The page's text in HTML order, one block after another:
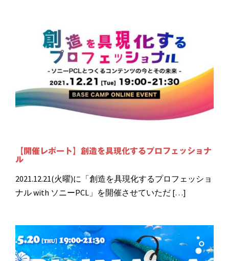
【開催レポート】創造を具現化するプロフェッショナ
ル
2021.12.21(火曜)に「創造を具現化するプロフェッショ
ナル with ソニーPCL」を開催させていただ […]